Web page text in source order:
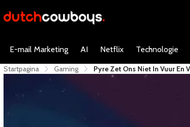
E-mail Marketing AI Netflix Technologie
Startpagina Gaming Pyre Zet Ons Niet In Vuur En